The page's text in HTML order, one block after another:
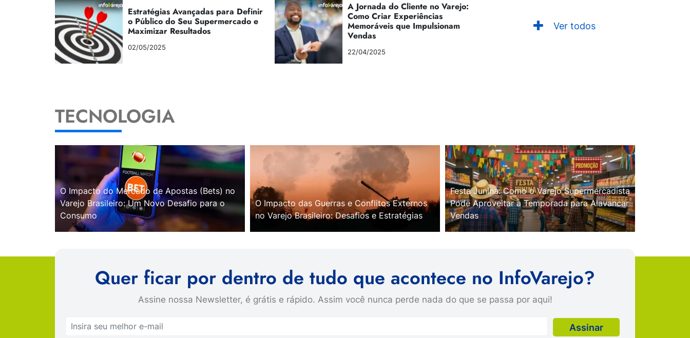
Estratégias Avançadas para Definir
o Público do Seu Supermercado e
Maximizar Resultados
02/05/2025
A Jornada do Cliente no Varejo:
Como Criar Experiências
Memoráveis que Impulsionam
Vendas
22/04/2025
Ver todos
TECNOLOGIA
O Impacto do Mercado de Apostas (Bets) no
Varejo Brasileiro: Um Novo Desafio para o
Consumo
O Impacto das Guerras e Conflitos Externos
no Varejo Brasileiro: Desafios e Estratégias
Festa Junina: Como o Varejo Supermercadista
Pode Aproveitar a Temporada para Alavancar
Vendas
Quer ficar por dentro de tudo que acontece no InfoVarejo?
Assine nossa Newsletter, é grátis e rápido. Assim você nunca perde nada do que se passa por aqui!